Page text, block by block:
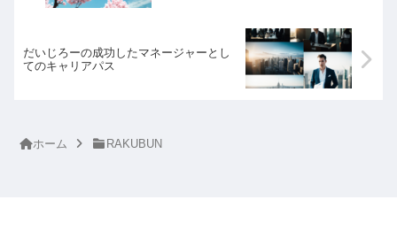
だいじろーの成功したマネージャーとし
てのキャリアパス
ホーム RAKUBUN